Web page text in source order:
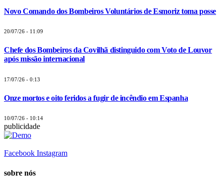
Novo Comando dos Bombeiros Voluntários de Esmoriz toma posse
20/07/26 - 11:09
Chefe dos Bombeiros da Covilhã distinguido com Voto de Louvor
após missão internacional
17/07/26 - 0:13
Onze mortos e oito feridos a fugir de incêndio em Espanha
10/07/26 - 10:14
publicidade
Facebook Instagram
sobre nós